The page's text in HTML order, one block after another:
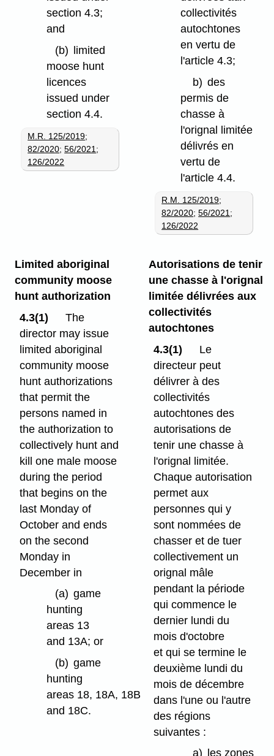
section 4.3;
and
(b) limited
moose hunt
licences
issued under
section 4.4.
M.R. 125/2019;
82/2020;56/2021 ;
126/2022
collectivités
autochtones
en vertu de
l'article 4.3;
b) des
permis de
chasse à
l'orignal limitée
délivrés en
vertu de
l'article 4.4.
R.M. 125/2019;
82/2020;56/2021 ;
126/2022
Limited aboriginal
community moose
hunt authorization
4.3(1)
The
director may issue
limited aboriginal
community moose
hunt authorizations
that permit the
persons named in
the authorization to
collectively hunt and
kill one male moose
during the period
that begins on the
last Monday of
October and ends
on the second
Monday in
December in
(a) game
hunting
areas 13
and 13A; or
(b) game
hunting
areas 18, 18A, 18B
and 18C.
Autorisations de tenir
une chasse à l'orignal
limitée délivrées aux
collectivités
autochtones
4.3(1)
Le
directeur peut
délivrer à des
collectivités
autochtones des
autorisations de
tenir une chasse à
l'orignal limitée.
Chaque autorisation
permet aux
personnes qui y
sont nommées de
chasser et de tuer
collectivement un
orignal mâle
pendant la période
qui commence le
dernier lundi du
mois d'octobre
et qui se termine le
deuxième lundi du
mois de décembre
dans l'une ou l'autre
des régions
suivantes :
a)
les zones